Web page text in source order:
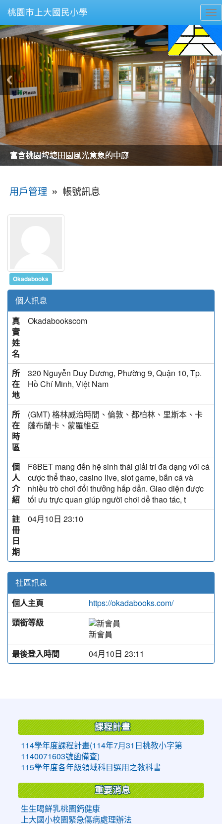
桃園市上大國民小學
美麗的操場是我們活力的來源
美麗的操場是我們活力的來源
煥然一新的小司令台
煥然一新的小司令台
富含桃園埤塘田園風光意象的中廊
富含桃園埤塘田園風光意象的中廊
嶄新的中庭廣場
嶄新的中庭廣場
水生池生生不息
水生池生生不息
用戶管理 » 帳號訊息
Okadabooks
個人訊息
真
實
姓
名
Okadabookscom
所
在
地
320 Nguyễn Duy Dương, Phường 9, Quận 10, Tp.
Hồ Chí Minh, Việt Nam
所
在
時
區
(GMT) 格林威治時間、倫敦、都柏林、里斯本、卡
薩布蘭卡、蒙羅維亞
個
人
介
紹
F8BET mang đến hệ sinh thái giải trí đa dạng với cá
cược thể thao, casino live, slot game, bắn cá và
nhiều trò chơi đổi thưởng hấp dẫn. Giao diện được
tối ưu trực quan giúp người chơi dễ thao tác, t
註
冊
日
期
04月10日 23:10
社區訊息
個人主頁
https://okadabooks.com/
頭銜等級
新會員
最後登入時間
04月10日 23:11
課程計畫
114學年度課程計畫(114年7月31日桃教小字第
1140071603號函備查)
115學年度各年級領域科目選用之教科書
重要消息
生生喝鮮乳桃園鈣健康
上大國小校園緊急傷病處理辦法